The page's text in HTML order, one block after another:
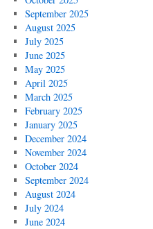
September 2025
August 2025
July 2025
June 2025
May 2025
April 2025
March 2025
February 2025
January 2025
December 2024
November 2024
October 2024
September 2024
August 2024
July 2024
June 2024